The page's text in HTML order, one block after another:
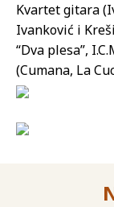
Kvartet gitara
Ivanković i
“Dva plesa”,
(Cumana, La